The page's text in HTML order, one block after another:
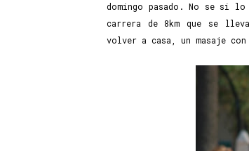
domingo pasado. No se si
carrera de 8km que se
volver a casa, un masaje